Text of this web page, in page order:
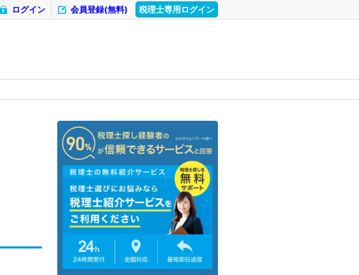
税理士専用ログイン
会員登録(無料)
ログイン